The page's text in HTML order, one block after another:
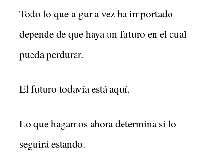
Todo lo que alguna vez ha importado
depende de que haya un futuro en el cual
pueda perdurar.
El futuro todavía está aquí.
Lo que hagamos ahora determina si lo
seguirá estando.